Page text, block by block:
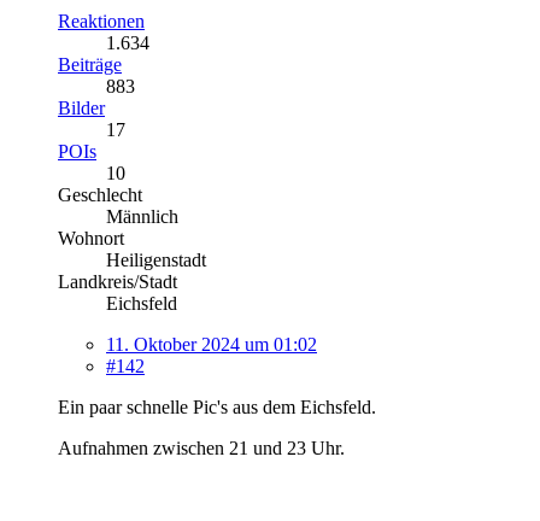
Reaktionen
1.634
Beiträge
883
Bilder
17
POIs
10
Geschlecht
Männlich
Wohnort
Heiligenstadt
Landkreis/Stadt
Eichsfeld
11. Oktober 2024 um 01:02
#142
Ein paar schnelle Pic's aus dem Eichsfeld.
Aufnahmen zwischen 21 und 23 Uhr.